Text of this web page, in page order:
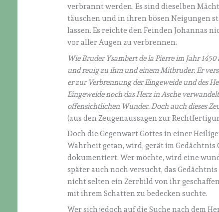
verbrannt werden. Es sind dieselben
täuschen und in ihren bösen Neigungen
lassen. Es reichte den Feinden Johannas
vor aller Augen zu verbrennen.
Wie Bruder Ysambert de la Pierre im Jahr
und reuig zu ihm und einem Mitbruder. Er
er zur Verbrennung der Eingeweide und des
Eingeweide noch das Herz in Asche
offensichtlichen Wunder. Doch auch dieses
(aus den Zeugenaussagen zur
Doch die Gegenwart Gottes in einer
Wahrheit getan, wird, gerät im Gedächtnis
dokumentiert. Wer möchte, wird eine
später auch noch versucht, das
nicht selten ein Zerrbild von ihr
mit ihrem Schatten zu bedecken suchte.
Wer sich jedoch auf die Suche nach dem